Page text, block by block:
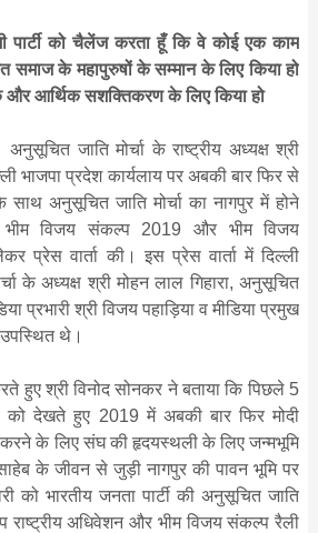
को चैलेंज करता हूँ कि वे कोई एक काम
समाज के महापुरुषों के सम्मान के लिए किया हो
और आर्थिक सशक्तिकरण के लिए किया हो
जाति मोर्चा के राष्ट्रीय अध्यक्ष श्री
भाजपा प्रदेश कार्यलाय पर अबकी बार फिर से
अनुसूचित जाति मोर्चा का नागपुर में होने
भीम विजय संकल्प 2019 और भीम विजय
प्रेस वार्ता की। इस प्रेस वार्ता में दिल्ली
के अध्यक्ष श्री मोहन लाल गिहारा, अनुसूचित
प्रभारी श्री विजय पहाड़िया व मीडिया प्रमुख
उपस्थित थे।
हुए श्री विनोद सोनकर ने बताया कि पिछले 5
देखते हुए 2019 में अबकी बार फिर मोदी
के लिए संघ की हृदयस्थली के लिए जन्मभूमि
के जीवन से जुड़ी नागपुर की पावन भूमि पर
को भारतीय जनता पार्टी की अनुसूचित जाति
राष्ट्रीय अधिवेशन और भीम विजय संकल्प रैली